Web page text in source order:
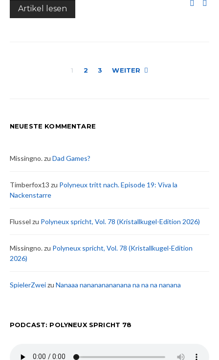
Artikel lesen
1 2 3 WEITER
NEUESTE KOMMENTARE
Missingno.zu Dad Games?
Timberfox13 zu Polyneux tritt nach. Episode 19: Viva la
Nackenstarre
Flussel zu Polyneux spricht, Vol. 78 (Kristallkugel-Edition 2026)
Missingno.zu Polyneux spricht, Vol. 78 (Kristallkugel-Edition
2026)
SpielerZweizu Nanaaa nanananananana na na na nanana
PODCAST: POLYNEUX SPRICHT 78